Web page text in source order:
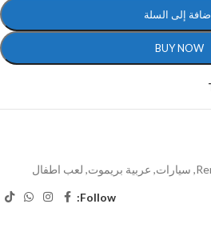
إلى السلة
BUY NOW
, سيارات, عربية بريموت, لعب اطفال
Follow: